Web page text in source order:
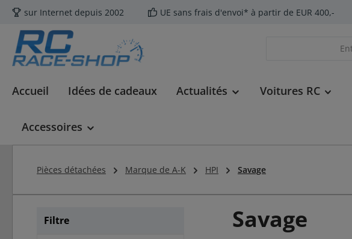
au contenu principal
Passer à la recherche
Passer à la navigation principale
sur Internet depuis 2002 UE sans frais d'envoi* à partir de EUR 400,-
Accueil Idées de cadeaux Actualités Voitures RC
Accessoires
Pièces détachées Marque de A-K HPI Savage
Filtre
Savage